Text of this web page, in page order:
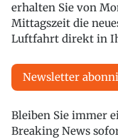
erhalten Sie von
Mittagszeit die
Luftfahrt direkt in
Newsletter
Bleiben Sie immer
Breaking News